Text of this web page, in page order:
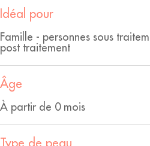
Idéal pour
Famille - personnes sous
post traitement
Âge
À partir de 0 mois
Type de peau